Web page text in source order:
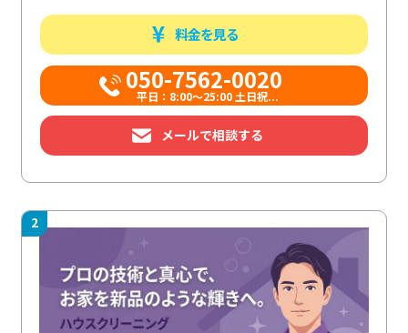
料金を見る
050-7562-0020
平日：8:00〜25:00 土日祝...
メールで相談する
2